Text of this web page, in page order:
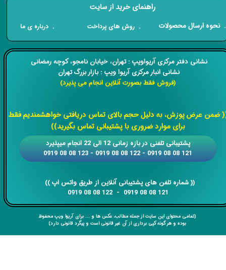
​​نشانی دفتر مرکزی آریواویپ : تهران، خیابان نامجو،کوچه رمضانی
نشانی انبار مرکزی آریوا ویپ : بازار بزرگ تهران
(فروش فقط بصورت آنلاین انجام می پذیرد)
ضمن عرض پوزش، به دلیل حجم بالای تماس دریافتی خواهشمندیم فقط
برای موارد ضروری با پشتیبانی تماس بگیرید))
​​​​​​​​​​​​​​(( ​​​​​​​شماره تلفن های پشتیبانی آنلاین از طریق واتس اپ ))
​​​​​​​121 08 08 0919 - 122 08 08 0919
​​پشتیبانی تلفنی در بازه زمانی 12 الی 22 انجام میپذیرد
121 08 08 0919 - 122 08 08 0919 - 123 08 08 0919
(تمامی محتوای این سایت از جمله مطالب، عکس ها و ... برای آریوا ویپ محفوظ
بوده و هر گونه کپی برداری از آن غیر قانونی است و پیگرد قانونی دارد)
راهنمای خرید از سایت
​. نحوه ارسال محصولات . روش های پرداخت . درباره ی ما